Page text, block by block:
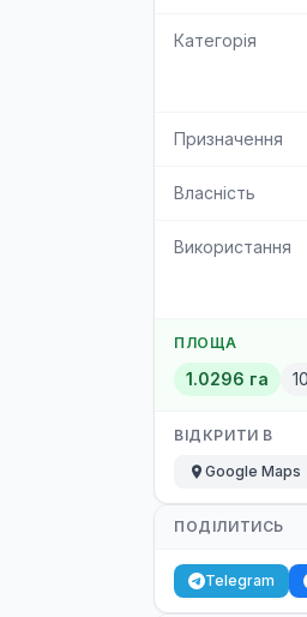
Категорія
Призначення
Власність
Використання
ПЛОЩА
1.0296 га
ВІДКРИТИ В
Google Maps
ПОДІЛИТИСЬ
Telegram